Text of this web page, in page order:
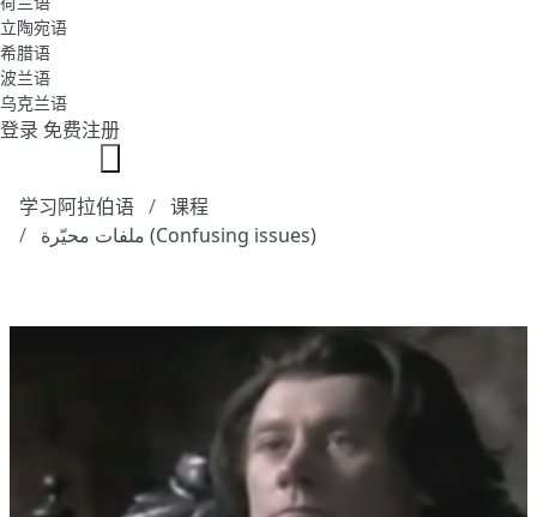
立陶宛语
希腊语
波兰语
乌克兰语
登录 免费注册
学习阿拉伯语
课程
ملفات محيّرة (Confusing issues)